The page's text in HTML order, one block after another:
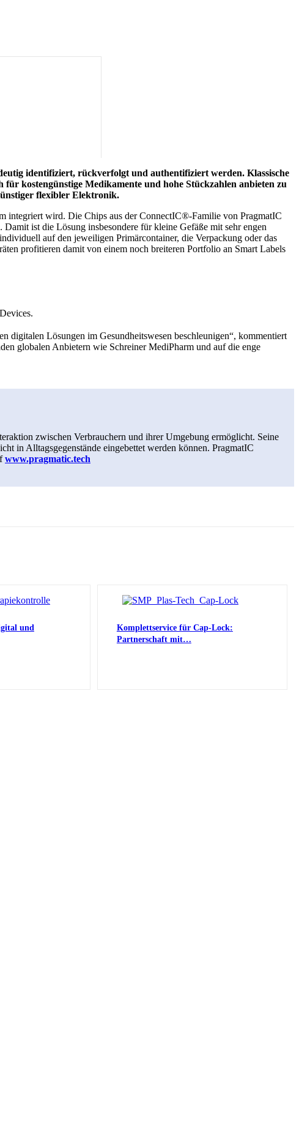
identifiziert, rückverfolgt und authentifiziert werden. Klassische
kostengünstige Medikamente und hohe Stückzahlen anbieten zu
flexibler Elektronik.
integriert wird. Die Chips aus der ConnectIC®-Familie von PragmatIC
ist die Lösung insbesondere für kleine Gefäße mit sehr engen
auf den jeweiligen Primärcontainer, die Verpackung oder das
profitieren damit von einem noch breiteren Portfolio an Smart Labels
digitalen Lösungen im Gesundheitswesen beschleunigen“, kommentiert
globalen Anbietern wie Schreiner MediPharm und auf die enge
zwischen Verbrauchern und ihrer Umgebung ermöglicht. Seine
in Alltagsgegenstände eingebettet werden können. PragmatIC
www.pragmatic.tech
und
Komplettservice für Cap-Lock:
Partnerschaft mit…